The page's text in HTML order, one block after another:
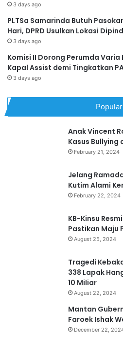
3 days ago
PLTSa Samarinda Butuh
Hari, DPRD Usulkan Lokasi
3 days ago
Komisi II Dorong Perumda Varia
Kapal Assist demi Tingkatkan
3 days ago
Popular
Anak Vincent
Kasus Bullying
February 21, 2024
Jelang
Kutim Alami
February 22, 2024
KB-Kinsu
Pastikan Maju
August 25, 2024
Tragedi
338 Lapak
10 Miliar
August 22, 2024
Mantan
Faroek Ishak
December 22,